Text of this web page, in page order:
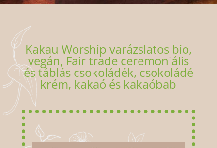
Kakau Worship varázslatos bio,
vegán, Fair trade ceremoniális
és táblás csokoládék, csokoládé
krém, kakaó és kakaóbab